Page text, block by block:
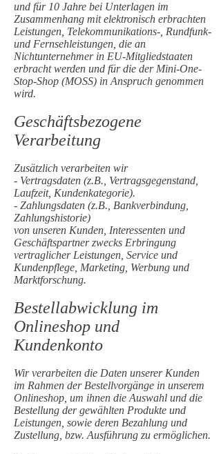
und für 10 Jahre bei Unterlagen im
Zusammenhang mit elektronisch erbrachten
Leistungen, Telekommunikations-, Rundfunk-
und Fernsehleistungen, die an
Nichtunternehmer in EU-Mitgliedstaaten
erbracht werden und für die der Mini-One-
Stop-Shop (MOSS) in Anspruch genommen
wird.
Geschäftsbezogene
Verarbeitung
Zusätzlich verarbeiten wir
- Vertragsdaten (z.B., Vertragsgegenstand,
Laufzeit, Kundenkategorie).
- Zahlungsdaten (z.B., Bankverbindung,
Zahlungshistorie)
von unseren Kunden, Interessenten und
Geschäftspartner zwecks Erbringung
vertraglicher Leistungen, Service und
Kundenpflege, Marketing, Werbung und
Marktforschung.
Bestellabwicklung im
Onlineshop und
Kundenkonto
Wir verarbeiten die Daten unserer Kunden
im Rahmen der Bestellvorgänge in unserem
Onlineshop, um ihnen die Auswahl und die
Bestellung der gewählten Produkte und
Leistungen, sowie deren Bezahlung und
Zustellung, bzw. Ausführung zu ermöglichen.